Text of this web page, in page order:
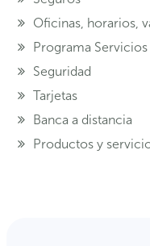
Oficinas, horarios,
Programa Servicios
Seguridad
Tarjetas
Banca a distancia
Productos y